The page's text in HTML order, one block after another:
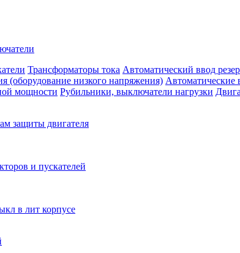
Трансформаторы тока Автоматический ввод
(оборудование низкого напряжения) Автоматические
мощности Рубильники, выключатели нагрузки
защиты двигателя
и пускателей
в лит корпусе